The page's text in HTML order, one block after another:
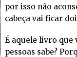
por isso não
cabeça vai ficar
É aquele livro que
pessoas sabe?